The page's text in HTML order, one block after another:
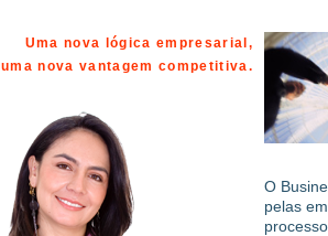
Uma nova lógica empresarial,
uma nova vantagem competitiva.
O
pelas